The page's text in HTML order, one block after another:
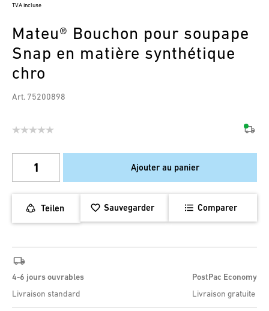
TVA incluse
Mateu® Bouchon pour soupape
Snap en matière synthétique
chro
Art. 75200898
Ajouter au panier
Teilen Sauvegarder Comparer
4-6 jours ouvrables
Livraison standard
PostPac Economy
Livraison gratuite